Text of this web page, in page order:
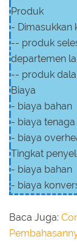
Produk
- Dimasukkan
-- produk
departemen
-- produk
Biaya
- biaya bahan
- biaya tenaga
- biaya
Tingkat
- biaya bahan
- biaya
Baca Juga: